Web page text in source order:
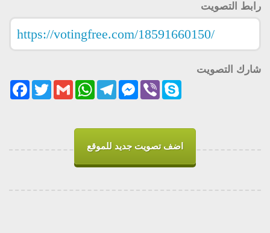
رابط التصويت
شارك التصويت
TwitterGmail
WhatsAppTelegram
Messenger ViberSkype
اضف تصويت جديد للموقع